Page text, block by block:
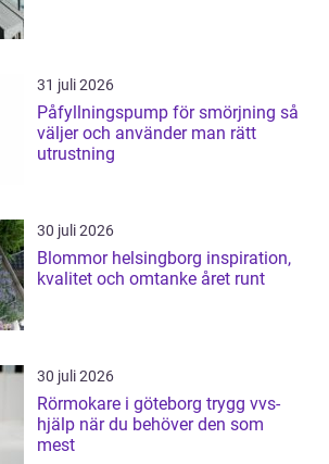
31 juli 2026
Påfyllningspump för smörjning så
väljer och använder man rätt
utrustning
30 juli 2026
Blommor helsingborg inspiration,
kvalitet och omtanke året runt
30 juli 2026
Rörmokare i göteborg trygg vvs-
hjälp när du behöver den som
mest